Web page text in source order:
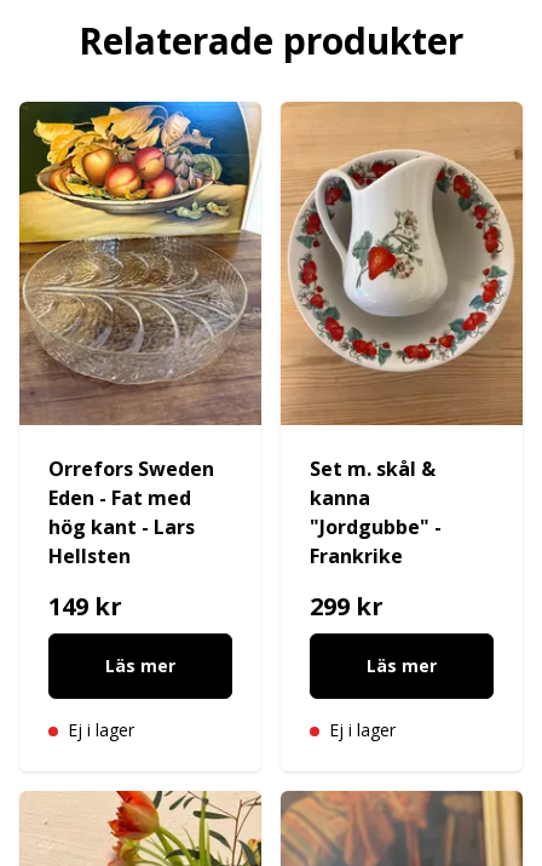
Relaterade produkter
Orrefors Sweden
Eden - Fat med
hög kant - Lars
Hellsten
149 kr
Läs mer
Ej i lager
Set m. skål &
kanna
"Jordgubbe" -
Frankrike
299 kr
Läs mer
Ej i lager